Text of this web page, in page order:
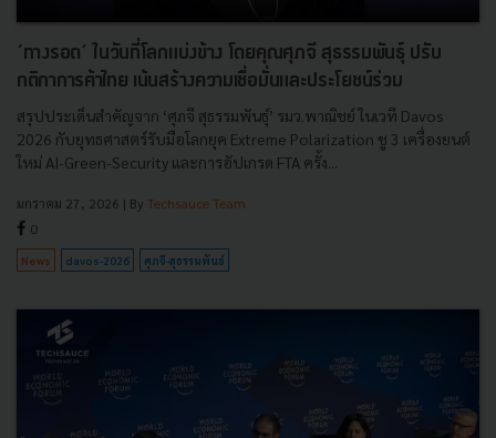
‘ทางรอด’ ในวันที่โลกแบ่งข้าง โดยคุณศุภจี สุธรรมพันธุ์ ปรับ
กติกาการค้าไทย เน้นสร้างความเชื่อมั่นและประโยชน์ร่วม
สรุปประเด็นสำคัญจาก ‘ศุภจี สุธรรมพันธุ์’ รมว.พาณิชย์ ในเวที Davos
2026 กับยุทธศาสตร์รับมือโลกยุค Extreme Polarization ชู 3 เครื่องยนต์
ใหม่ AI-Green-Security และการอัปเกรด FTA ครั้ง...
มกราคม 27, 2026 | By Techsauce Team
0
News davos-2026 ศุภจี-สุธรรมพันธ์